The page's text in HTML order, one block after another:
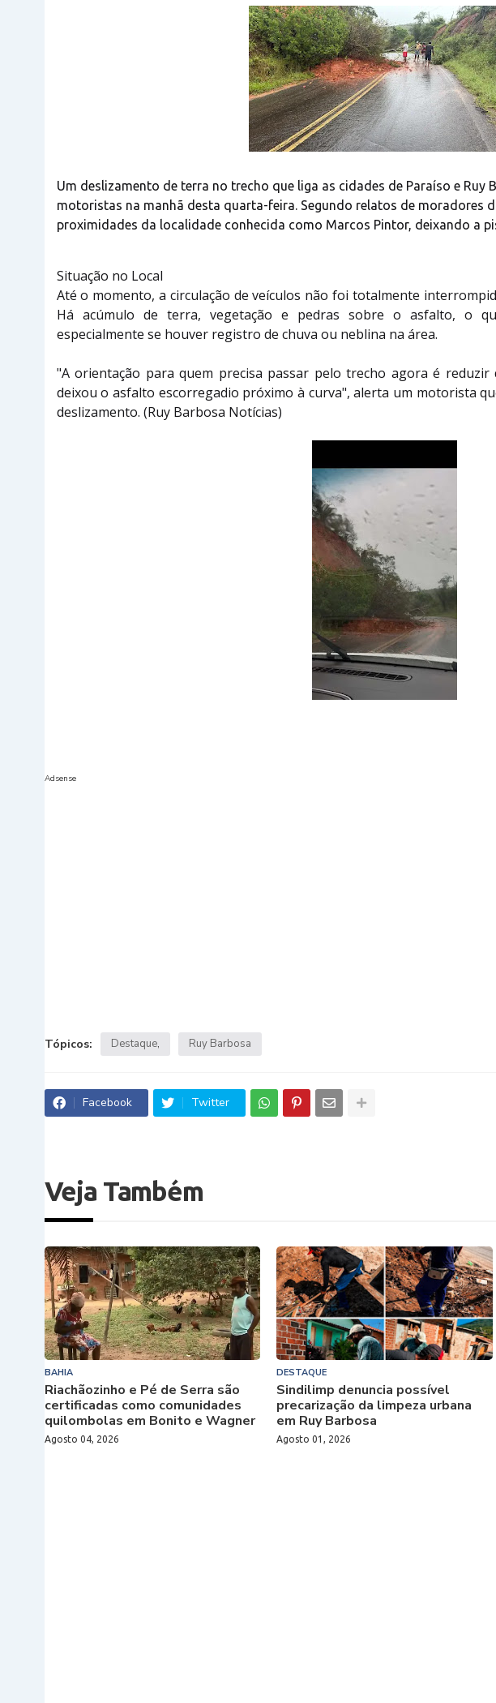
Um deslizamento de terra no trecho que liga as cidades de Paraíso e Ruy
motoristas na manhã desta quarta-feira. Segundo relatos de moradores
proximidades da localidade conhecida como Marcos Pintor, deixando a
Situação no Local
Até o momento, a circulação de veículos não foi totalmente
Há acúmulo de terra, vegetação e pedras sobre o asfalto, o
especialmente se houver registro de chuva ou neblina na área.
"A orientação para quem precisa passar pelo trecho agora é reduzir
deixou o asfalto escorregadio próximo à curva", alerta um motorista
deslizamento. (Ruy Barbosa Notícias)
Adsense
Tópicos: Destaque Ruy Barbosa
Facebook Twitter
Veja Também
BAHIA
Riachãozinho e Pé de Serra são
certificadas como comunidades
quilombolas em Bonito e Wagner
Agosto 04, 2026
DESTAQUE
Sindilimp denuncia possível
precarização da limpeza urbana
em Ruy Barbosa
Agosto 01, 2026